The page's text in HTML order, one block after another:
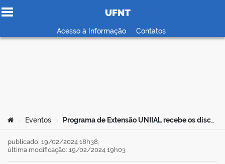
Ir para o conteúdo
UFNT
Acesso à Informação Contatos
Você está aqui:
Eventos Programa de Extensão UNIIAL recebe os discentes da turma 2024/1
publicado: 19/02/2024 18h38,
última modificação: 19/02/2024 19h03